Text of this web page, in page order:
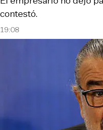
19:08
contestó.